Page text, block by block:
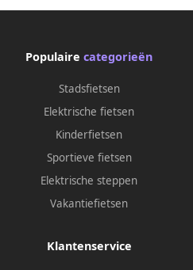
Populaire categorieën
Stadsfietsen
Elektrische fietsen
Kinderfietsen
Sportieve fietsen
Elektrische steppen
Vakantiefietsen
Klantenservice